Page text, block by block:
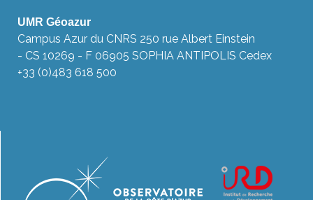
UMR Géoazur
Campus Azur du CNRS 250 rue Albert Einstein
- CS 10269 - F 06905 SOPHIA ANTIPOLIS Cedex
+33 (0)483 618 500